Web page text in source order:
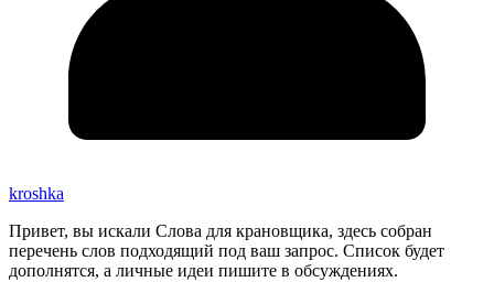
kroshka
Привет, вы искали Слова для крановщика, здесь собран
перечень слов подходящий под ваш запрос. Список будет
дополнятся, а личные идеи пишите в обсуждениях.